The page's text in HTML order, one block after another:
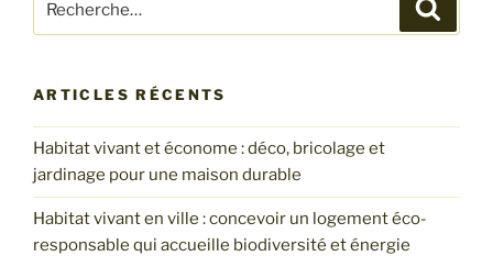
pour
ARTICLES RÉCENTS
Habitat vivant et économe : déco, bricolage et
jardinage pour une maison durable
Habitat vivant en ville : concevoir un logement éco-
responsable qui accueille biodiversité et énergie